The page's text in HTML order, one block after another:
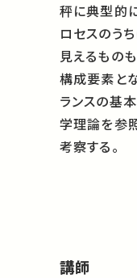
秤に典型的
ロセスのう
見えるもの
構成要素と
ランスの基
学理論を参
考察する。
講師